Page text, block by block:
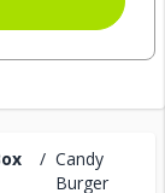
/ Candy
Burger